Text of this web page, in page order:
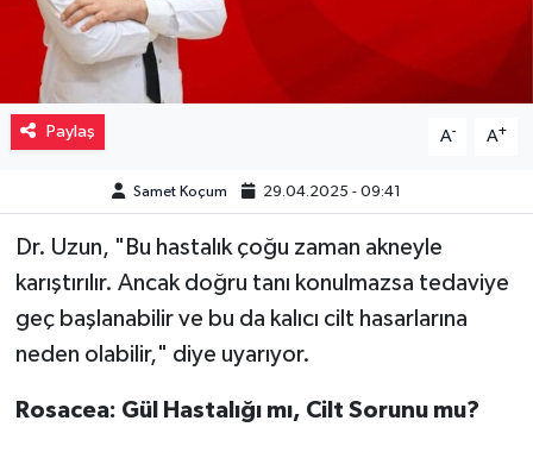
Paylaş A- A+
Samet Koçum 29.04.2025 - 09:41
Dr. Uzun, "Bu hastalık çoğu zaman akneyle
karıştırılır. Ancak doğru tanı konulmazsa tedaviye
geç başlanabilir ve bu da kalıcı cilt hasarlarına
neden olabilir," diye uyarıyor.
Rosacea: Gül Hastalığı mı, Cilt Sorunu mu?
Sinemalar
Siyaset
Spor
Teknoloji
Türkiye
Video Haber
Yaşam